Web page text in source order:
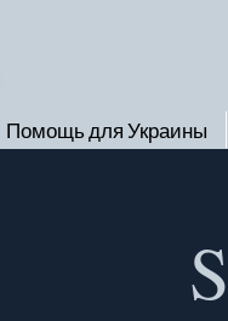
Помощь для Украины